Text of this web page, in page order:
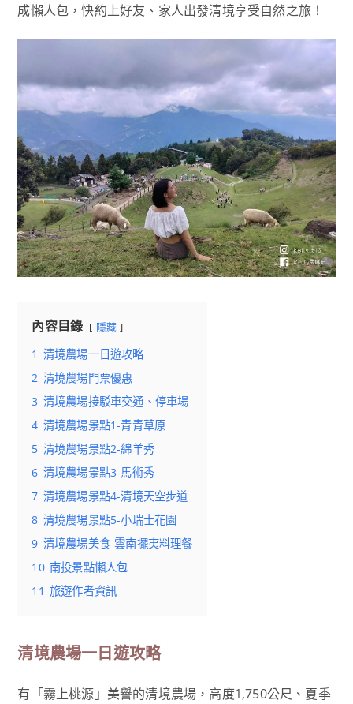
成懶人包，快約上好友、家人出發清境享受自然之旅！
內容目錄 隱藏
1 清境農場一日遊攻略
2 清境農場門票優惠
3 清境農場接駁車交通、停車場
4 清境農場景點1-青青草原
5 清境農場景點2-綿羊秀
6 清境農場景點3-馬術秀
7 清境農場景點4-清境天空步道
8 清境農場景點5-小瑞士花園
9 清境農場美食-雲南擺夷料理餐
10 南投景點懶人包
11 旅遊作者資訊
清境農場一日遊攻略
有「霧上桃源」美譽的清境農場，高度1,750公尺、夏季